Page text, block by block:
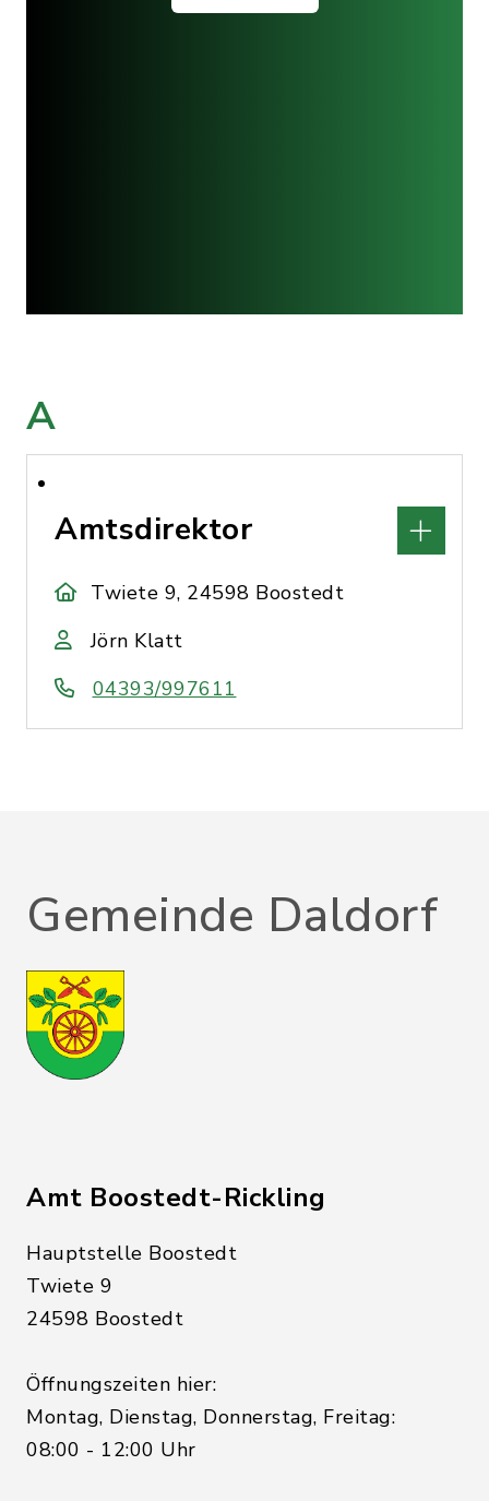
A
Amtsdirektor
Twiete 9, 24598 Boostedt
Jörn Klatt
04393/997611
Gemeinde Daldorf
Amt Boostedt-Rickling
Hauptstelle Boostedt
Twiete 9
24598 Boostedt
Öffnungszeiten hier:
Montag, Dienstag, Donnerstag, Freitag:
08:00 - 12:00 Uhr